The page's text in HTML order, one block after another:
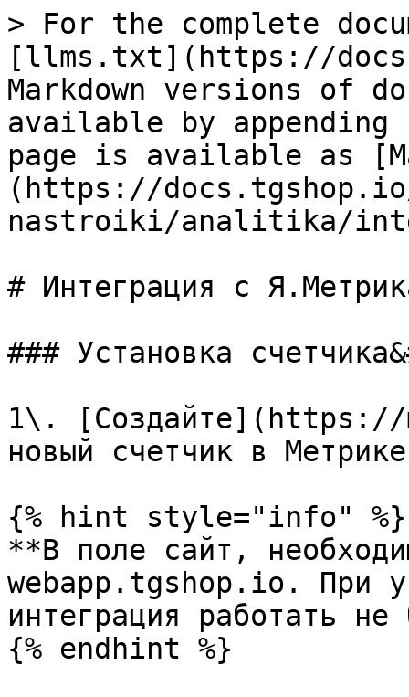
> For the complete
[llms.txt](https://
Markdown versions of
available by
page is available as
(https://
nastroiki/analitika/
# Интеграция с
### Установка
1\. [Создайте](https://
новый счетчик в
{% hint style="info" %}
**В поле сайт,
webapp.tgshop.io. При
интеграция работать
{% endhint %}